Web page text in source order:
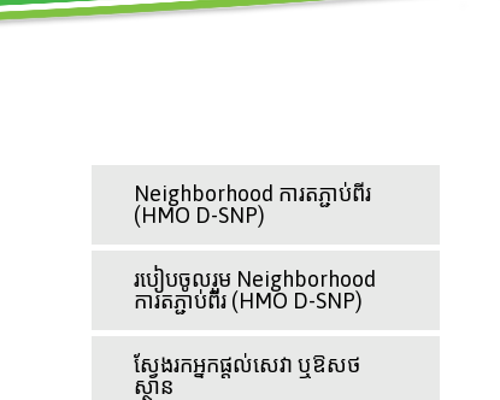
Neighborhood ការតភ្ជាប់ពីរ
(HMO D-SNP)
របៀបចូលរួម Neighborhood
ការតភ្ជាប់ពីរ (HMO D-SNP)
ស្វែងរកអ្នកផ្តល់សេវា ឬឱសថ
ស្ថាន